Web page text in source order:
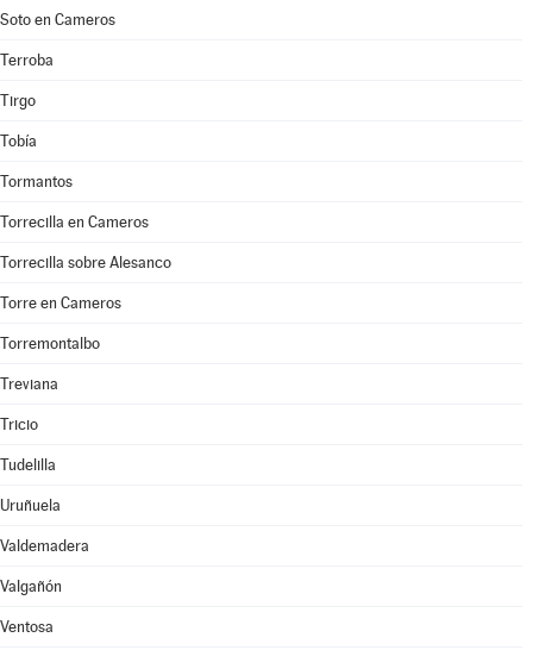
Soto en Cameros
Terroba
Tirgo
Tobía
Tormantos
Torrecilla en Cameros
Torrecilla sobre Alesanco
Torre en Cameros
Torremontalbo
Treviana
Tricio
Tudelilla
Uruñuela
Valdemadera
Valgañón
Ventosa